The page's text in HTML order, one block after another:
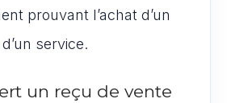
prouvant l’achat d’un
service.
un reçu de vente